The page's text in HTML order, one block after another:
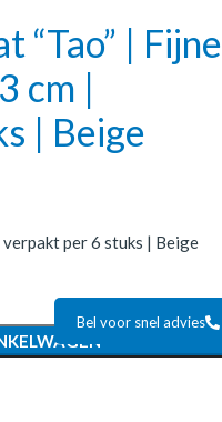
“Tao” | Fijne
cm |
| Beige
verpakt per 6 stuks | Beige
Bel voor snel advies